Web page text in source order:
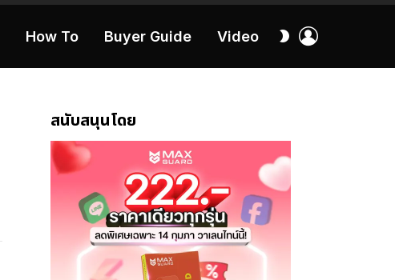
How To Buyer Guide Video
สลับ
สนับสนุนโดย